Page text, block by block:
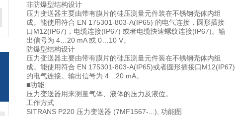
非防爆型结构设计
压力变送器主要由带有膜片的硅压测量元件装在不锈钢壳体内组
成。能使用符合 EN 175301-803-A(IP65) 的电气连接，圆形插接
口M12(IP67)，电缆连接(IP67) 或者电缆快速螺纹连接(IP67)。输
出信号为 4…20 mA 或 0…10 V。
防爆型结构设计
压力变送器主要由带有膜片的硅压测量元件装在不锈钢壳体内组
成。能使用符合 EN 175301-803-A(IP65)或者圆形插接口M12(IP67)
的电气连接。输出信号为 4…20 mA。
■功能
压力变送器用来测量气体、液体的压力及液位。
工作方式
SITRANS P220 压力变送器 (7MF1567-...), 功能图